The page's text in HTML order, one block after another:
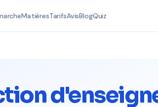
MatièresTarifsAvisBlogQuiz